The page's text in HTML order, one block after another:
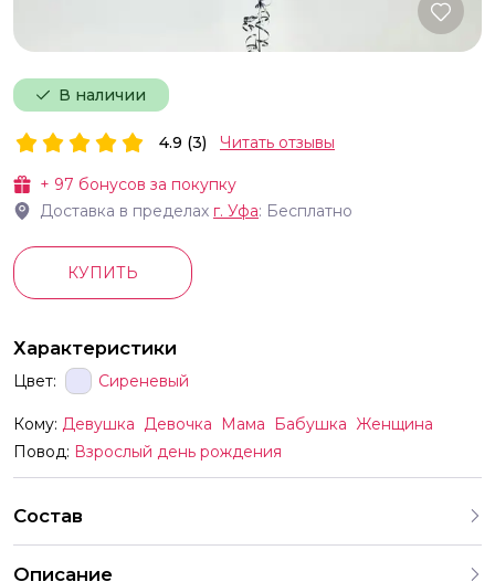
В наличии
+ 97 бонусов за покупку
Доставка в пределах г. Уфа: Бесплатно
4.9 (3) Читать отзывы
КУПИТЬ
Характеристики
Цвет: Сиреневый
Кому: Девушка Девочка Мама Бабушка Женщина
Повод: Взрослый день рождения
Состав
Описание